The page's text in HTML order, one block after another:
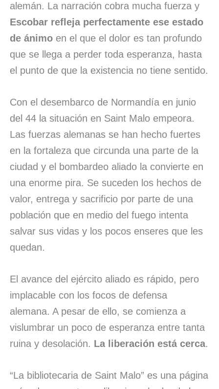
alemán. La narración cobra mucha fuerza y
Escobar refleja perfectamente ese estado
de ánimo en el que el dolor es tan profundo
que se llega a perder toda esperanza, hasta
el punto de que la existencia no tiene sentido.
Con el desembarco de Normandía en junio
del 44 la situación en Saint Malo empeora.
Las fuerzas alemanas se han hecho fuertes
en la fortaleza que circunda una parte de la
ciudad y el bombardeo aliado la convierte en
una enorme pira. Se suceden los hechos de
valor, entrega y sacrificio por parte de una
población que en medio del fuego intenta
salvar sus vidas y los pocos enseres que les
quedan.
El avance del ejército aliado es rápido, pero
implacable con los focos de defensa
alemana. A pesar de ello, se comienza a
vislumbrar un poco de esperanza entre tanta
ruina y desolación. La liberación está cerca.
“La bibliotecaria de Saint Malo” es una página